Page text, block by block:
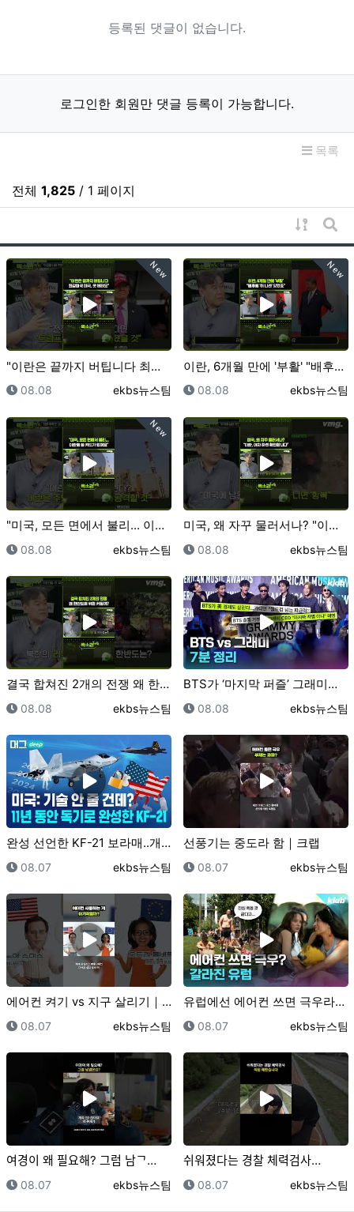
등록된 댓글이 없습니다.
로그인한 회원만 댓글 등록이 가능합니다.
목록
전체 1,825 / 1 페이지
게시물
게
New
"이란은 끝까지 버팁니다 최강대국 미국, 못 버텨요" …
등록일
08.08 등록자
ekbs뉴스팀
New
이란, 6개월 만에 '부활' "배후에 '이 나라' 있었…
등록일
08.08 등록자
ekbs뉴스팀
New
"미국, 모든 면에서 불리... 이란에 쓸 카드가 없어…
등록일
08.08 등록자
ekbs뉴스팀
미국, 왜 자꾸 물러서나? "이란, 여차 하면 확전합니…
등록일
08.08 등록자
ekbs뉴스팀
결국 합쳐진 2개의 전쟁 왜 한반도에 위협 커질까? /…
등록일
08.08 등록자
ekbs뉴스팀
BTS가 ‘마지막 퍼즐’ 그래미를 보이콧한 진짜 이유｜…
등록일
08.08 등록자
ekbs뉴스팀
완성 선언한 KF-21 보라매..개발사 완벽 총정리/ …
등록일
08.07 등록자
ekbs뉴스팀
선풍기는 중도라 함｜크랩
등록일
08.07 등록자
ekbs뉴스팀
에어컨 켜기 vs 지구 살리기｜크랩
등록일
08.07 등록자
ekbs뉴스팀
유럽에선 에어컨 쓰면 극우라고요??｜크랩
등록일
08.07 등록자
ekbs뉴스팀
여경이 왜 필요해? 그럼 남ᄀ…
등록일
08.07 등록자
ekbs뉴스팀
쉬워졌다는 경찰 체력검사…
등록일
08.07 등록자
ekbs뉴스팀